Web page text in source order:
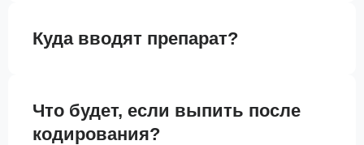
Куда вводят препарат?
Что будет, если выпить после
кодирования?